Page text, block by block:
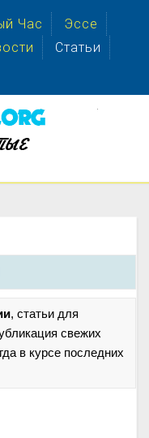
Час
Эссе
Статьи
, статьи для
свежих
в курсе последних
.